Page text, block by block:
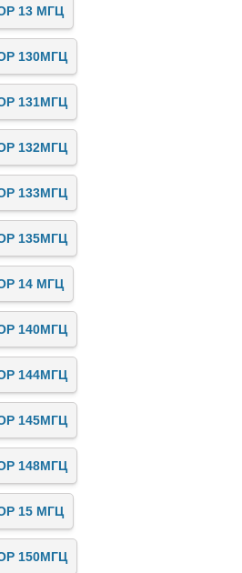
13 МГЦ
130МГЦ
131МГЦ
132МГЦ
133МГЦ
135МГЦ
14 МГЦ
140МГЦ
144МГЦ
145МГЦ
148МГЦ
15 МГЦ
150МГЦ